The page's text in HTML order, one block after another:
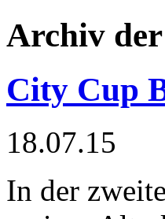
Archiv der
City Cup
18.07.15
In der